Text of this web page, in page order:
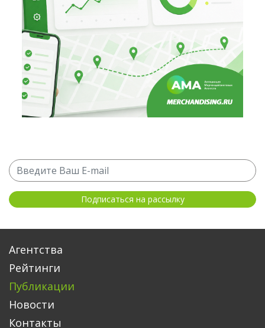
Агентства
Рейтинги
Публикации
Новости
Контакты